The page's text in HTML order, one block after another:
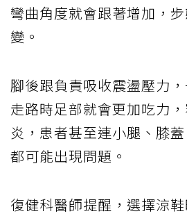
彎曲角度就會跟著增加，
變。
腳後跟負責吸收震盪壓力
走路時足部就會更加吃力
炎，患者甚至連小腿、膝
都可能出現問題。
復健科醫師提醒，選擇涼